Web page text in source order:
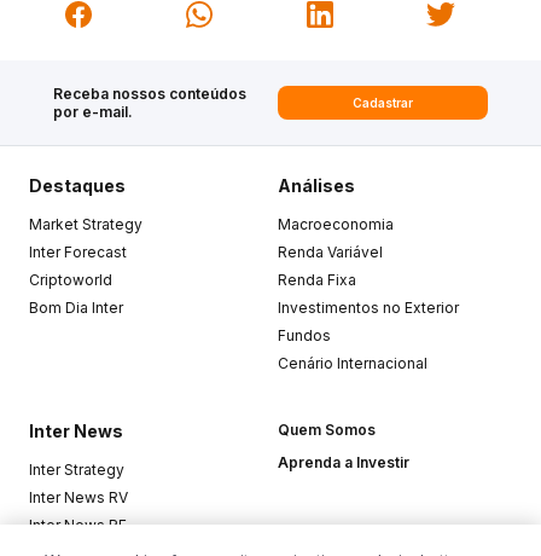
Receba nossos conteúdos
por e-mail.
Cadastrar
Destaques
Market Strategy
Inter Forecast
Criptoworld
Bom Dia Inter
Análises
Macroeconomia
Renda Variável
Renda Fixa
Investimentos no Exterior
Fundos
Cenário Internacional
Inter News
Inter Strategy
Inter News RV
Inter News RF
Quem Somos
Aprenda a Investir